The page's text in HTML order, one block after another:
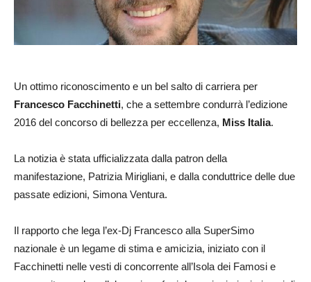
Un ottimo riconoscimento e un bel salto di carriera per
Francesco Facchinetti, che a settembre condurrà l’edizione
2016 del concorso di bellezza per eccellenza, Miss Italia.
La notizia è stata ufficializzata dalla patron della
manifestazione, Patrizia Mirigliani, e dalla conduttrice delle due
passate edizioni, Simona Ventura.
Il rapporto che lega l’ex-Dj Francesco alla SuperSimo
nazionale è un legame di stima e amicizia, iniziato con il
Facchinetti nelle vesti di concorrente all’Isola dei Famosi e